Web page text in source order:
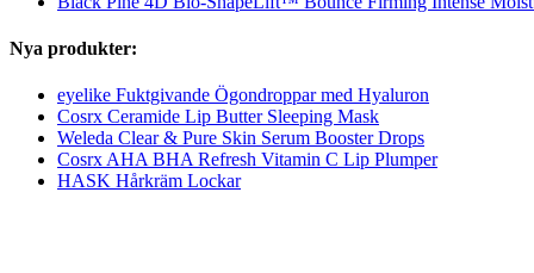
Nya produkter:
eyelike Fuktgivande Ögondroppar med Hyaluron
Cosrx Ceramide Lip Butter Sleeping Mask
Weleda Clear & Pure Skin Serum Booster Drops
Cosrx AHA BHA Refresh Vitamin C Lip Plumper
HASK Hårkräm Lockar